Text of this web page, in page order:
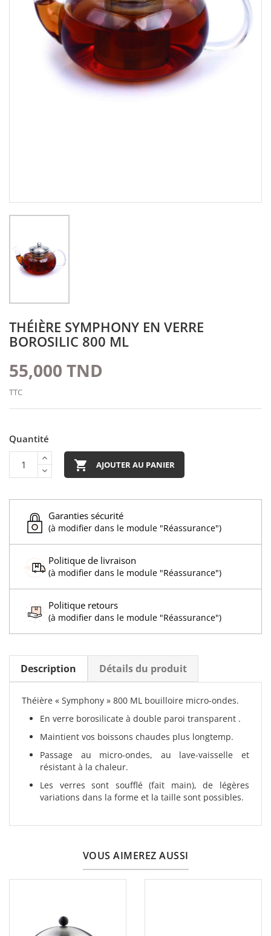
THÉIÈRE SYMPHONY EN VERRE
BOROSILIC 800 ML
55,000 TND
TTC
Quantité
 AJOUTER AU PANIER
Garanties sécurité
(à modifier dans le module "Réassurance")
Politique de livraison
(à modifier dans le module "Réassurance")
Politique retours
(à modifier dans le module "Réassurance")
Description Détails du produit
Théière « Symphony » 800 ML bouilloire micro-ondes.
En verre borosilicate à double paroi transparent .
Maintient vos boissons chaudes plus longtemp.
Passage au micro-ondes, au lave-vaisselle et
résistant à la chaleur.
Les verres sont soufflé (fait main), de légères
variations dans la forme et la taille sont possibles.
VOUS AIMEREZ AUSSI